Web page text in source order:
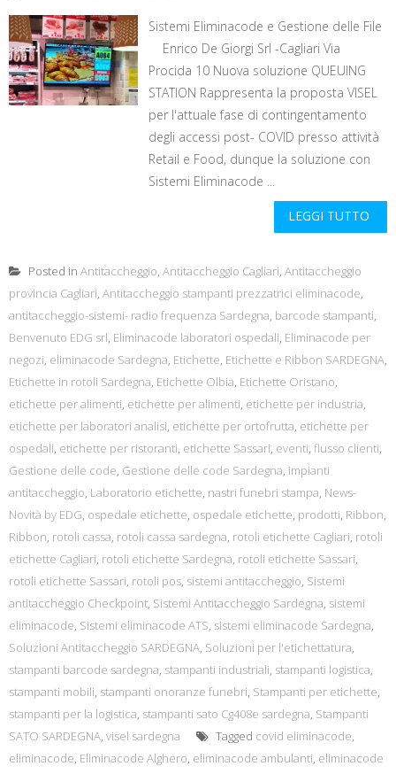
Sistemi Eliminacode e Gestione delle File
Enrico De Giorgi Srl -Cagliari Via
Procida 10 Nuova soluzione QUEUING
STATION Rappresenta la proposta VISEL
per l'attuale fase di contingentamento
degli accessi post- COVID presso attività
Retail e Food, dunque la soluzione con
Sistemi Eliminacode ...
LEGGI TUTTO
Posted in Antitaccheggio, Antitaccheggio Cagliari, Antitaccheggio
provincia Cagliari, Antitaccheggio stampanti prezzatrici eliminacode,
antitaccheggio-sistemi- radio frequenza Sardegna, barcode stampanti,
Benvenuto EDG srl, Eliminacode laboratori ospedali, Eliminacode per
negozi, eliminacode Sardegna, Etichette, Etichette e Ribbon SARDEGNA,
Etichette in rotoli Sardegna, Etichette Olbia, Etichette Oristano,
etichette per alimenti, etichette per alimenti, etichette per industria,
etichette per laboratori analisi, etichette per ortofrutta, etichette per
ospedali, etichette per ristoranti, etichette Sassari, eventi, flusso clienti,
Gestione delle code, Gestione delle code Sardegna, impianti
antitaccheggio, Laboratorio etichette, nastri funebri stampa, News-
Novità by EDG, ospedale etichette, ospedale etichette, prodotti, Ribbon,
Ribbon, rotoli cassa, rotoli cassa sardegna, rotoli etichette Cagliari, rotoli
etichette Cagliari, rotoli etichette Sardegna, rotoli etichette Sassari,
rotoli etichette Sassari, rotoli pos, sistemi antitaccheggio, Sistemi
antitaccheggio Checkpoint, Sistemi Antitaccheggio Sardegna, sistemi
eliminacode, Sistemi eliminacode ATS, sistemi eliminacode Sardegna,
Soluzioni Antitaccheggio SARDEGNA, Soluzioni per l'etichettatura,
stampanti barcode sardegna, stampanti industriali, stampanti logistica,
stampanti mobili, stampanti onoranze funebri, Stampanti per etichette,
stampanti per la logistica, stampanti sato Cg408e sardegna, Stampanti
SATO SARDEGNA, visel sardegna Tagged covid eliminacode,
eliminacode, Eliminacode Alghero, eliminacode ambulanti, eliminacode